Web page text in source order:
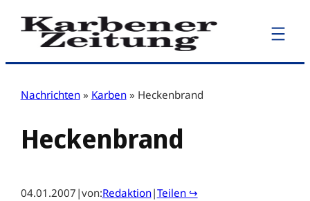
Zum
Inhalt
Nachrichten » Karben » Heckenbrand
Heckenbrand
04.01.2007 |von:Redaktion|Teilen ↪